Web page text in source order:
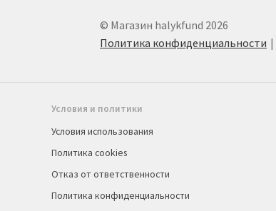
© Магазин halykfund 2026
Политика конфиденциальности
Условия и политики
Условия использования
Политика cookies
Отказ от ответственности
Политика конфиденциальности